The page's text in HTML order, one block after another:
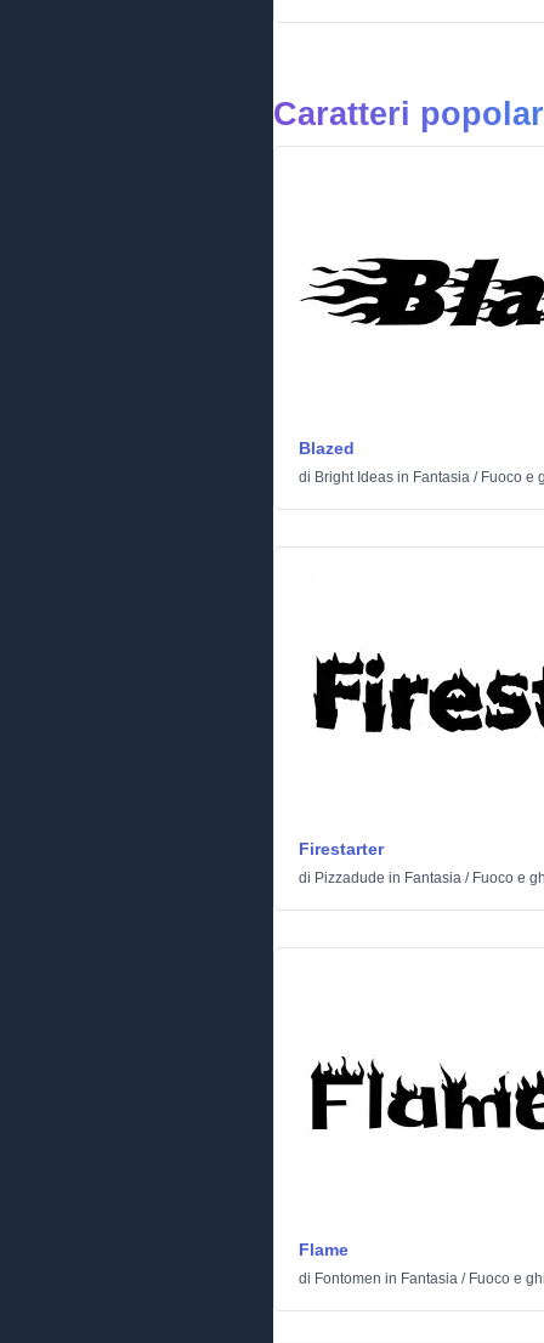
Caratteri
Blazed
di Bright Ideas in Fantasia / Fuoco e
Firestarter
di Pizzadude in Fantasia / Fuoco e
Flame
di Fontomen in Fantasia / Fuoco e